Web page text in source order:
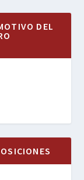
DEL